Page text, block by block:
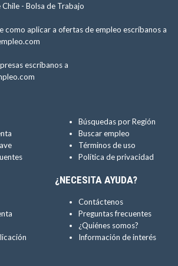
Chile - Bolsa de Trabajo
como aplicar a ofertas de empleo escríbanos a
escríbanos a
Búsquedas por Región
Buscar empleo
Términos de uso
Política de privacidad
¿NECESITA AYUDA?
Contáctenos
Preguntas frecuentes
¿Quiénes somos?
Información de interés